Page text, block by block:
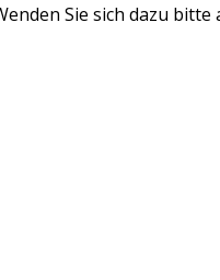
Sie sich dazu bitte